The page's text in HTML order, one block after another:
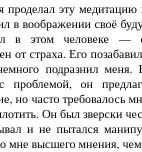
проделал эту
в воображении своё
в этом человеке —
от страха. Его
подразнил
проблемой, он
но часто требовалось
Он был зверски
и не пытался
мне высшего мнения,